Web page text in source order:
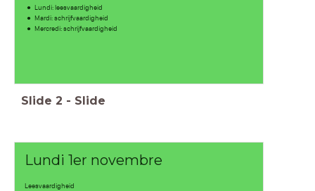
Lundi: leesvaardigheid
Mardi: schrijfvaardigheid
Mercredi: schrijfvaardigheid
Slide 2 - Slide
Lundi 1er novembre
Leesvaardigheid